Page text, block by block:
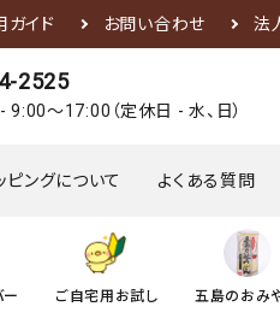
ガイド お問い合わせ 法
2525
9:00～17:00（定休日 - 水、日）
～4,000円 5,000円～
ピングについて よくある質問
ー ご自宅用お試し 五島のおみ